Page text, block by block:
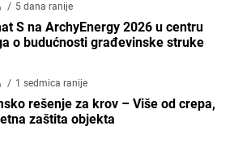
5 dana ranije
S na ArchyEnergy 2026 u centru
o budućnosti građevinske struke
1 sedmica ranije
rešenje za krov – Više od crepa,
zaštita objekta